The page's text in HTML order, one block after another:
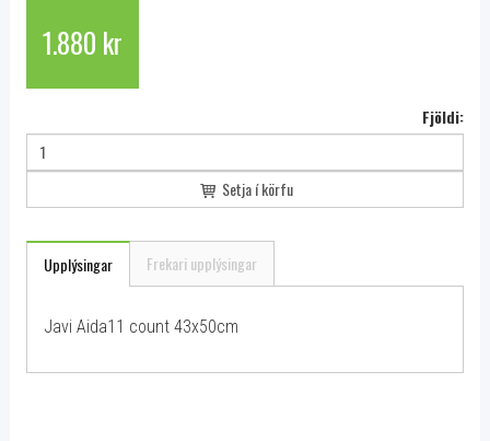
1.880 kr
Fjöldi:
Setja í körfu
Upplýsingar Frekari upplýsingar
Javi Aida11 count 43x50cm